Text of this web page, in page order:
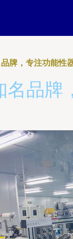
牌，专注功能性
名品牌